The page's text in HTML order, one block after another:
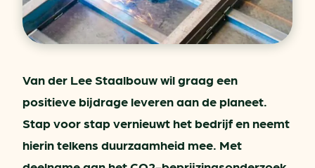
Van der Lee Staalbouw wil graag een
positieve bijdrage leveren aan de planeet.
Stap voor stap vernieuwt het bedrijf en neemt
hierin telkens duurzaamheid mee. Met